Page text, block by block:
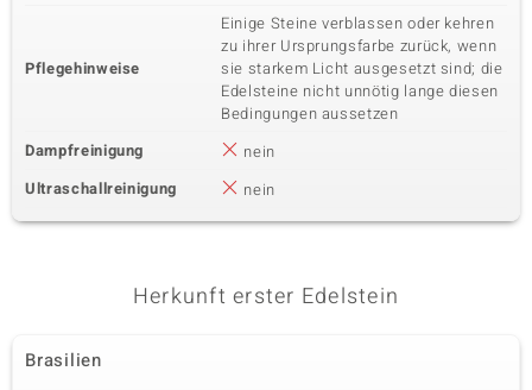
Pflegehinweise
Einige Steine verblassen oder kehren
zu ihrer Ursprungsfarbe zurück, wenn
sie starkem Licht ausgesetzt sind; die
Edelsteine nicht unnötig lange diesen
Bedingungen aussetzen
Dampfreinigung
nein
Ultraschallreinigung
nein
Herkunft erster Edelstein
Brasilien